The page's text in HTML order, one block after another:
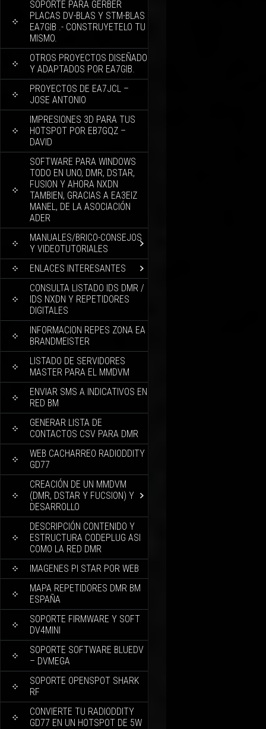
SOPORTE PARA GERBER
PLACAS DV-BLAS Y STM-BLAS
EA7GIB .- CONSTRUYETELO TU
MISMO.
OTROS PROYECTOS DISEÑADO
Y ADAPTADOS POR EA7GIB.
PROYECTOS DE EA7JCL –
JOSE ANTONIO
IMPRESIONES 3D PARA TUS
HOTSPOT POR EB7GQZ –
DAVID
SOFTWARE PARA WINDOWS
TODO EN UNO, DMR, DSTAR,
FUSION Y AHORA NXDN
TAMBIEN, GRACIAS A EA3EIZ
MANEL, DE LA ASOCIACIÓN
ADER
MANUALES/BRICO-CONSEJOS
Y VIDEOTUTORIALES
ENLACES INTERESANTES
CONSULTA LISTADO IDS DMR /
IDS NXDN Y REPETIDORES
DIGITALES
INFORMACION REPES ZONA EA
BRANDMEISTER
LISTADO DE SERVIDORES
MASTER PARA EL MMDVM
ENVIAR SMS A INDICATIVOS EN
RED BM
GENERAR LISTA DE
CONTACTOS CSV PARA DMR
WEB CACHARREO RADIODDITY
GD77
CREACIÓN DE UN MMDVM
(DMR, DSTAR Y FUCSION) Y
DESARROLLO
DESCRIPCIÓN CONTENIDO Y
ESTRUCTURA CODEPLUG ASI
COMO LA RED DMR
IMAGENES PI STAR POR WEB
MAPA REPETIDORES DMR BM
ESPAÑA
SOPORTE FIRMWARE Y SOFT
DV4MINI
SOPORTE SOFTWARE BLUEDV
– DVMEGA
SOPORTE OPENSPOT SHARK
RF
CONVIERTE TU RADIODDITY
GD77 EN UN HOTSPOT DE 5W